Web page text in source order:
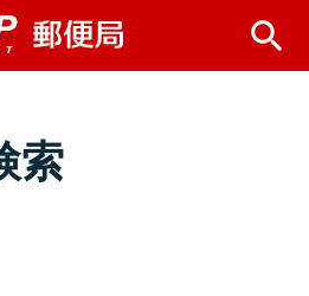
索